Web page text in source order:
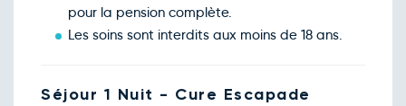
pour la pension complète.
Les soins sont interdits aux moins de 18 ans.
Séjour 1 Nuit - Cure Escapade